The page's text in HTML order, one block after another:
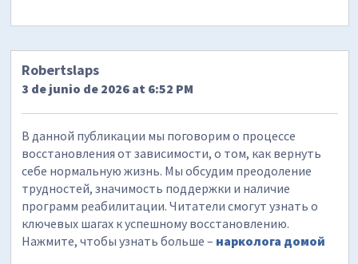
Robertslaps
3 de junio de 2026 at 6:52 PM
В данной публикации мы поговорим о процессе
восстановления от зависимости, о том, как вернуть
себе нормальную жизнь. Мы обсудим преодоление
трудностей, значимость поддержки и наличие
программ реабилитации. Читатели смогут узнать о
ключевых шагах к успешному восстановлению.
Нажмите, чтобы узнать больше – нарколога домой